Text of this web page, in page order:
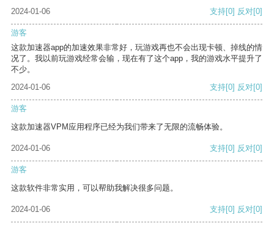
2024-01-06 支持[0] 反对[0]
游客
这款加速器app的加速效果非常好，玩游戏再也不会出现卡顿、掉线的情
况了。我以前玩游戏经常会输，现在有了这个app，我的游戏水平提升了
不少。
2024-01-06
支持[0] 反对[0]
游客
这款加速器VPM应用程序已经为我们带来了无限的流畅体验。
2024-01-06 支持[0] 反对[0]
游客
这款软件非常实用，可以帮助我解决很多问题。
2024-01-06 支持[0] 反对[0]